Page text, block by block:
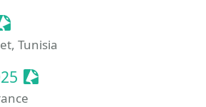
Event
Tunisia
Sessionize Event